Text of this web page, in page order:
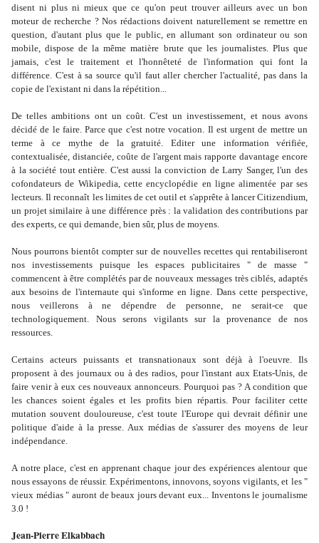
disent ni plus ni mieux que ce qu'on peut trouver ailleurs avec un bon
moteur de recherche ? Nos rédactions doivent naturellement se remettre en
question, d'autant plus que le public, en allumant son ordinateur ou son
mobile, dispose de la même matière brute que les journalistes. Plus que
jamais, c'est le traitement et l'honnêteté de l'information qui font la
différence. C'est à sa source qu'il faut aller chercher l'actualité, pas dans la
copie de l'existant ni dans la répétition...
De telles ambitions ont un coût. C'est un investissement, et nous avons
décidé de le faire. Parce que c'est notre vocation. Il est urgent de mettre un
terme à ce mythe de la gratuité. Editer une information vérifiée,
contextualisée, distanciée, coûte de l'argent mais rapporte davantage encore
à la société tout entière. C'est aussi la conviction de Larry Sanger, l'un des
cofondateurs de Wikipedia, cette encyclopédie en ligne alimentée par ses
lecteurs. Il reconnaît les limites de cet outil et s'apprête à lancer Citizendium,
un projet similaire à une différence près : la validation des contributions par
des experts, ce qui demande, bien sûr, plus de moyens.
Nous pourrons bientôt compter sur de nouvelles recettes qui rentabiliseront
nos investissements puisque les espaces publicitaires " de masse "
commencent à être complétés par de nouveaux messages très ciblés, adaptés
aux besoins de l'internaute qui s'informe en ligne. Dans cette perspective,
nous veillerons à ne dépendre de personne, ne serait-ce que
technologiquement. Nous serons vigilants sur la provenance de nos
ressources.
Certains acteurs puissants et transnationaux sont déjà à l'oeuvre. Ils
proposent à des journaux ou à des radios, pour l'instant aux Etats-Unis, de
faire venir à eux ces nouveaux annonceurs. Pourquoi pas ? A condition que
les chances soient égales et les profits bien répartis. Pour faciliter cette
mutation souvent douloureuse, c'est toute l'Europe qui devrait définir une
politique d'aide à la presse. Aux médias de s'assurer des moyens de leur
indépendance.
A notre place, c'est en apprenant chaque jour des expériences alentour que
nous essayons de réussir. Expérimentons, innovons, soyons vigilants, et les "
vieux médias " auront de beaux jours devant eux... Inventons le journalisme
3.0 !
Jean-Pierre Elkabbach